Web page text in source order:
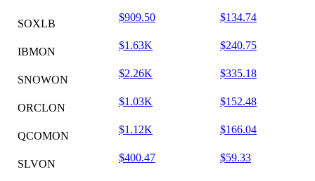
SOXLB
$909.50 $134.74
IBMON
$1.63K $240.75
SNOWON
$2.26K $335.18
ORCLON
$1.03K $152.48
QCOMON
$1.12K $166.04
SLVON
$400.47 $59.33